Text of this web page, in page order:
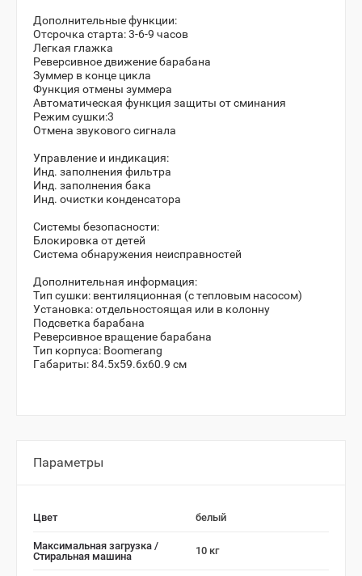
Дополнительные функции:
Отсрочка старта: 3-6-9 часов
Легкая глажка
Реверсивное движение барабана
Зуммер в конце цикла
Функция отмены зуммера
Автоматическая функция защиты от сминания
Режим сушки:3
Отмена звукового сигнала
Управление и индикация:
Инд. заполнения фильтра
Инд. заполнения бака
Инд. очистки конденсатора
Системы безопасности:
Блокировка от детей
Система обнаружения неисправностей
Дополнительная информация:
Тип сушки: вентиляционная (с тепловым насосом)
Установка: отдельностоящая или в колонну
Подсветка барабана
Реверсивное вращение барабана
Тип корпуса: Boomerang
Габариты: 84.5х59.6х60.9 см
Параметры
Цвет белый
Максимальная загрузка /
Стиральная машина
10 кг